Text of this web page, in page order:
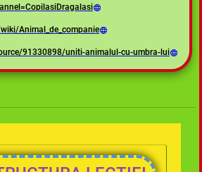
Animal_de_companie
91330898/uniti-animalul-cu-umbra-lui